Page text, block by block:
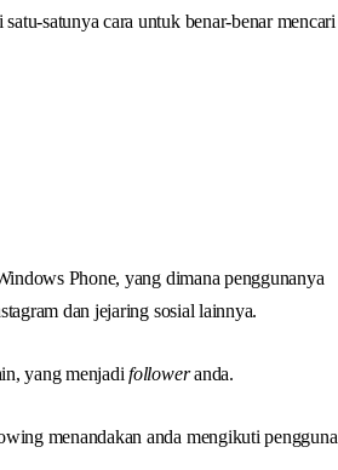
satunya cara untuk benar-benar mencari
Phone, yang dimana penggunanya
dan jejaring sosial lainnya.
yang menjadifolloweranda.
menandakan anda mengikuti pengguna